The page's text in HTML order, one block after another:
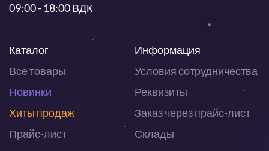
09:00 - 18:00 ВДК
Каталог
Все товары
Новинки
Хиты продаж
Прайс-лист
Информация
Условия сотрудничества
Реквизиты
Заказ через прайс-лист
Склады